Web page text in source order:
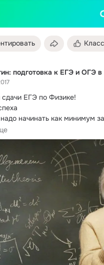
Класс
подготовка к ЕГЭ и ОГЭ
ЕГЭ по Физике!
надо начинать как минимум
открыть кодификатор...